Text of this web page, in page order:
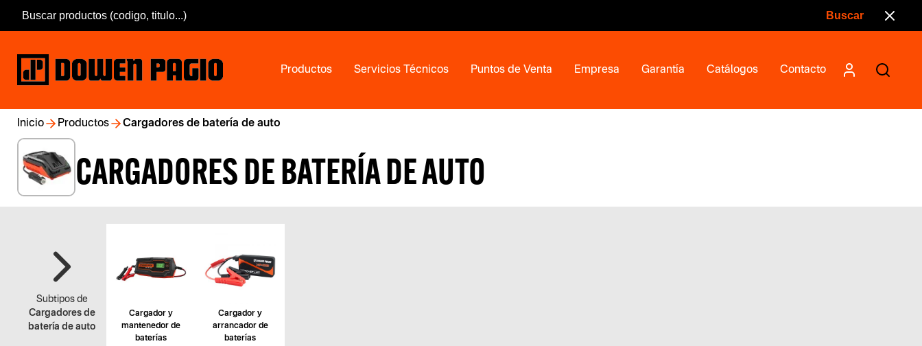
Productos Servicios Técnicos Puntos de Venta Empresa Garantía Catálogos Contacto
Inicio Productos Cargadores de batería de auto
CARGADORES DE BATERÍA DE AUTO
Subtipos de
Cargadores de
batería de auto
Cargador y
mantenedor de
baterías
Cargador y
arrancador de
baterías